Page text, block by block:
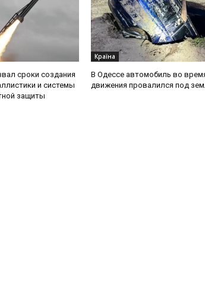
сроки создания
и системы
защиты
Країна
В Одессе автомобиль во
движения провалился под